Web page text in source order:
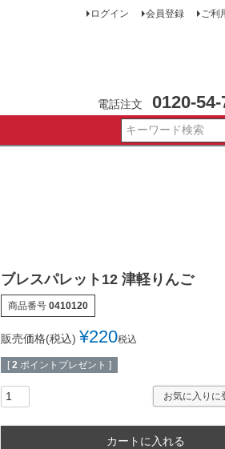
ログイン 会員登録 ご利
電話注文 0120-
ブレスパレット12 津軽りんご
商品番号 0410120
販売価格(税込) ¥220税込
[ 2 ポイントプレゼント ]
お気に入りに
カートに入れる